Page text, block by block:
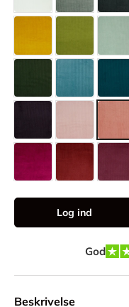
Log ind
God
Beskrivelse